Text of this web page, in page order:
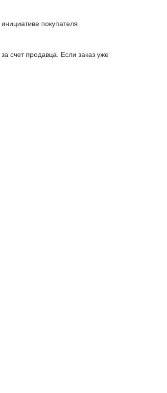
покупателя
счет продавца. Если заказ уже